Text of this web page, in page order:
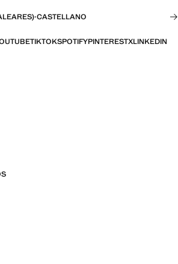
·CASTELLANO
TIKTOKSPOTIFYPINTERESTXLINKEDIN